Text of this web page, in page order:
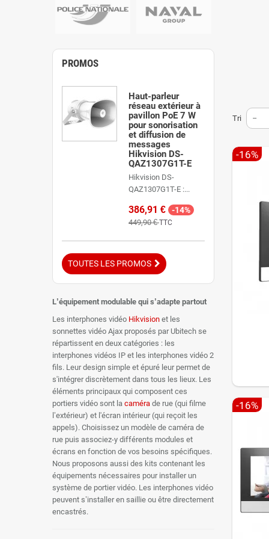
Un
Les
les
Pour
Le
rénovation.
Les
immeuble.
Tri --
-16%
-16%
PROMOS
Haut-parleur
réseau extérieur à
pavillon PoE 7 W
pour sonorisation
et diffusion de
messages
Hikvision DS-
QAZ1307G1T-E
Hikvision DS-
QAZ1307G1T-E :...
386,91 € -14%
449,90 €TTC
TOUTES LES PROMOS
L’équipement modulable qui s’adapte partout
Les interphones vidéo Hikvision et les
sonnettes vidéo Ajax proposés par Ubitech se
répartissent en deux catégories : les
interphones vidéos IP et les interphones vidéo 2
fils. Leur design simple et épuré leur permet de
s'intégrer discrètement dans tous les lieux. Les
éléments principaux qui composent ces
portiers vidéo sont la caméra de rue (qui filme
l’extérieur) et l'écran intérieur (qui reçoit les
appels). Choisissez un modèle de caméra de
rue puis associez-y différents modules et
écrans en fonction de vos besoins spécifiques.
Nous proposons aussi des kits contenant les
équipements nécessaires pour installer un
système de portier vidéo. Les interphones vidéo
peuvent s’installer en saillie ou être directement
encastrés.